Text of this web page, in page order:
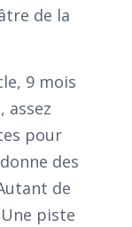
de la
9 mois
assez
pour
des
de
piste